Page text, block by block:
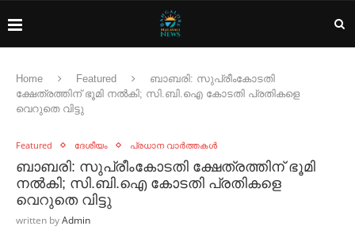
Home Featured
ബാബരി: സുപ്രീംകോടതി
ക്ഷേത്രത്തിന്​ ഭൂമി നല്‍കി; സി.ബി.ഐ കോടതി പ്രതികളെ
വെറുതെ വിട്ടു
Featured ദേശീയം പ്രധാന വാർത്തകൾ
ബാബരി: സുപ്രീംകോടതി ക്ഷേത്രത്തിന്​ ഭൂമി
നല്‍കി; സി.ബി.ഐ കോടതി പ്രതികളെ
വെറുതെ വിട്ടു
written byAdmin